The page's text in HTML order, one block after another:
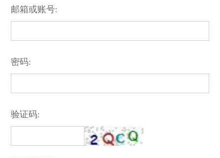
邮箱或账号:
密码:
验证码: